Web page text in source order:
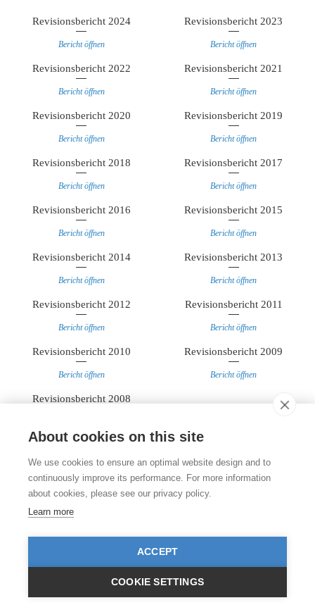
Revisionsbericht 2024
Bericht öffnen
Revisionsbericht 2023
Bericht öffnen
Revisionsbericht 2022
Bericht öffnen
Revisionsbericht 2021
Bericht öffnen
Revisionsbericht 2020
Bericht öffnen
Revisionsbericht 2019
Bericht öffnen
Revisionsbericht 2018
Bericht öffnen
Revisionsbericht 2017
Bericht öffnen
Revisionsbericht 2016
Bericht öffnen
Revisionsbericht 2015
Bericht öffnen
Revisionsbericht 2014
Bericht öffnen
Revisionsbericht 2013
Bericht öffnen
Revisionsbericht 2012
Bericht öffnen
Revisionsbericht 2011
Bericht öffnen
Revisionsbericht 2010
Bericht öffnen
Revisionsbericht 2009
Bericht öffnen
Revisionsbericht 2008
Stiftung für das Tier im Recht (TIR)
Rigistrasse 9
CH - 8006 Zürich
info@tierimrecht.org
Ihre Spende kann von den Steuern abgezogen werden.
IBAN: CH17 0900 0000 8770 0700 7, PostFinance CHF
© TIR / Impressum und Datenschutz
About cookies on this site
We use cookies to ensure an optimal website design and to
continuously improve its performance. For more information
about cookies, please see our privacy policy.
Learn more
ACCEPT
COOKIE SETTINGS